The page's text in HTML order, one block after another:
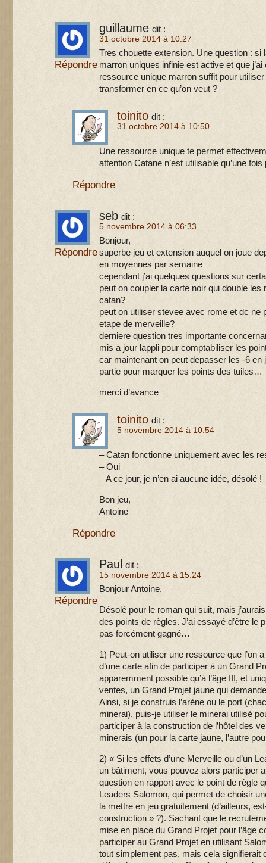
guillaume dit :
31 octobre 2014 à 10:27
Tres chouette extension. Une question : si
marron uniques infinie est active et que j’ai
ressource unique marron suffit pour
transformer en ce qu’on veut ?
Répondre
toinito dit :
31 octobre 2014 à 10:50
Une ressource unique te permet
attention Catane n’est utilisable qu’une fois
Répondre
seb dit :
5 novembre 2014 à 06:33
Bonjour,
superbe jeu et extension auquel on joue
en moyennes par semaine
cependant j’ai quelques questions sur
peut on coupler la carte noir qui double
catan?
peut on utiliser stevee avec rome et dc ne
etape de merveille?
derniere question tres importante
mis a jour lappli pour comptabiliser les
car maintenant on peut depasser les -6 en
partie pour marquer les points des tuiles…
merci d’avance
Répondre
toinito dit :
5 novembre 2014 à 10:54
– Catan fonctionne uniquement avec les
– Oui
– A ce jour, je n’en ai aucune idée, désolé !
Bon jeu,
Antoine
Répondre
Paul dit :
15 novembre 2014 à 15:24
Bonjour Antoine,
Désolé pour le roman qui suit, mais
des points de règles. J’ai essayé d’être le
pas forcément gagné…
1) Peut-on utiliser une ressource que l’on
d’une carte afin de participer à un Grand
apparemment possible qu’à l’âge III, et
ventes, un Grand Projet jaune qui
Ainsi, si je construis l’arène ou le port
minerai), puis-je utiliser le minerai utilisé
participer à la construction de l’hôtel des
minerais (un pour la carte jaune, l’autre
2) « Si les effets d’une Merveille ou d’un
un bâtiment, vous pouvez alors participer
question en rapport avec le point de règle
Leaders Salomon, qui permet de choisir
la mettre en jeu gratuitement (d’ailleurs,
construction » ?). Sachant que le
mise en place du Grand Projet pour l’âge
participer au Grand Projet en utilisant
tout simplement pas, mais cela signifierait
Répondre